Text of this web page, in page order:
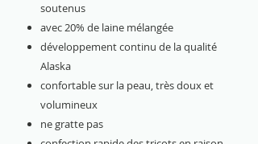
soutenus
avec 20% de laine mélangée
développement continu de la qualité
Alaska
confortable sur la peau, très doux et
volumineux
ne gratte pas